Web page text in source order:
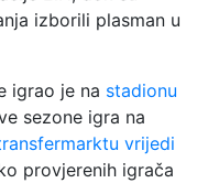
izborili plasman u
igrao je na stadionu
sezone igra na
vrijedi
provjerenih igrača